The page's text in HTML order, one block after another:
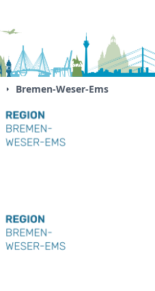
Bremen-Weser-Ems